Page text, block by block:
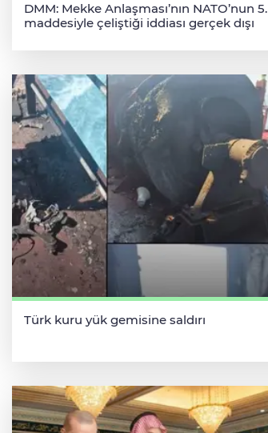
DMM: Mekke Anlaşması’nın NATO’nun 5.
maddesiyle çeliştiği iddiası gerçek dışı
Türk kuru yük gemisine saldırı